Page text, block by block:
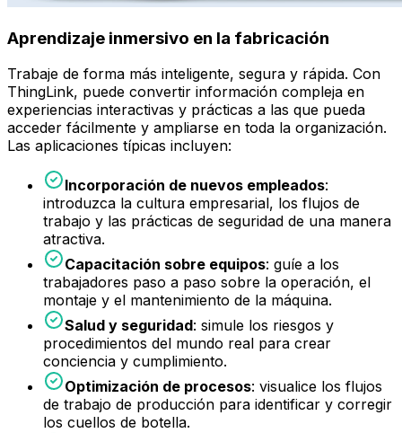
Aprendizaje inmersivo en la fabricación
Trabaje de forma más inteligente, segura y rápida. Con
ThingLink, puede convertir información compleja en
experiencias interactivas y prácticas a las que pueda
acceder fácilmente y ampliarse en toda la organización.
Las aplicaciones típicas incluyen:
Incorporación de nuevos empleados:
introduzca la cultura empresarial, los flujos de
trabajo y las prácticas de seguridad de una manera
atractiva.
Capacitación sobre equipos: guíe a los
trabajadores paso a paso sobre la operación, el
montaje y el mantenimiento de la máquina.
Salud y seguridad: simule los riesgos y
procedimientos del mundo real para crear
conciencia y cumplimiento.
Optimización de procesos: visualice los flujos
de trabajo de producción para identificar y corregir
los cuellos de botella.